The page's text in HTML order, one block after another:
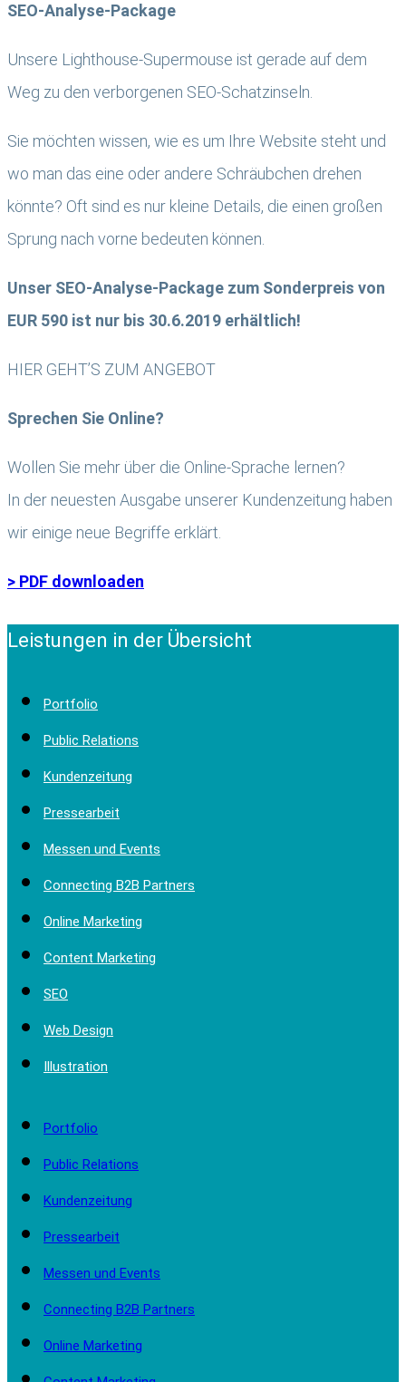
SEO-Analyse-Package
Unsere Lighthouse-Supermouse ist gerade auf dem
Weg zu den verborgenen SEO-Schatzinseln.
Sie möchten wissen, wie es um Ihre Website steht und
wo man das eine oder andere Schräubchen drehen
könnte? Oft sind es nur kleine Details, die einen großen
Sprung nach vorne bedeuten können.
Unser SEO-Analyse-Package zum Sonderpreis von
EUR 590 ist nur bis 30.6.2019 erhältlich!
HIER GEHT’S ZUM ANGEBOT
Sprechen Sie Online?
Wollen Sie mehr über die Online-Sprache lernen?
In der neuesten Ausgabe unserer Kundenzeitung haben
wir einige neue Begriffe erklärt.
> PDF downloaden
Leistungen in der Übersicht
Portfolio
Public Relations
Kundenzeitung
Pressearbeit
Messen und Events
Connecting B2B Partners
Online Marketing
Content Marketing
SEO
Web Design
Illustration
Portfolio
Public Relations
Kundenzeitung
Pressearbeit
Messen und Events
Connecting B2B Partners
Online Marketing